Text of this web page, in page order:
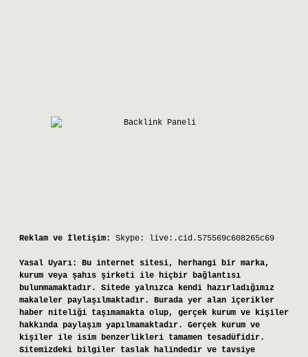
Reklam ve İletişim: Skype: live:.cid.575569c608265c69
Yasal Uyarı:
Bu internet sitesi, herhangi bir marka,
kurum veya şahıs şirketi ile hiçbir bağlantısı
bulunmamaktadır. Sitede yalnızca kendi hazırladığımız
makaleler paylaşılmaktadır. Burada yer alan içerikler
haber niteliği taşımamakta olup, gerçek kurum ve kişiler
hakkında paylaşım yapılmamaktadır. Gerçek kurum ve
kişiler ile isim benzerlikleri tamamen tesadüfidir.
Sitemizdeki bilgiler taslak halindedir ve tavsiye